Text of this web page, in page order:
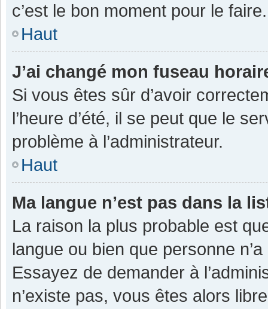
c’est le bon moment pour le faire.
Haut
J’ai changé mon fuseau
Si vous êtes sûr d’avoir
l’heure d’été, il se peut que le
problème à l’administrateur.
Haut
Ma langue n’est pas dans la
La raison la plus probable est
langue ou bien que personne
Essayez de demander à
n’existe pas, vous êtes alors